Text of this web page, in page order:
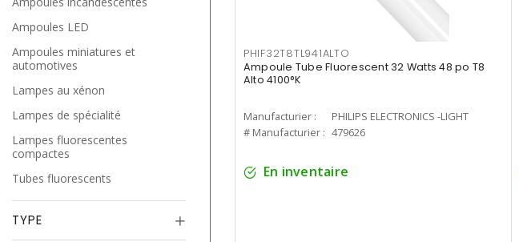
Ampoules LED
Ampoules miniatures et
automotives
Lampes au xénon
Lampes de spécialité
Lampes fluorescentes
compactes
Tubes fluorescents
TYPE
PHIF32T8TL941ALTO
Ampoule Tube Fluorescent 32 Watts 48 po T8
Alto 4100°K
Manufacturier :
PHILIPS ELECTRONICS -LIGHT
# Manufacturier : 479626
En inventaire